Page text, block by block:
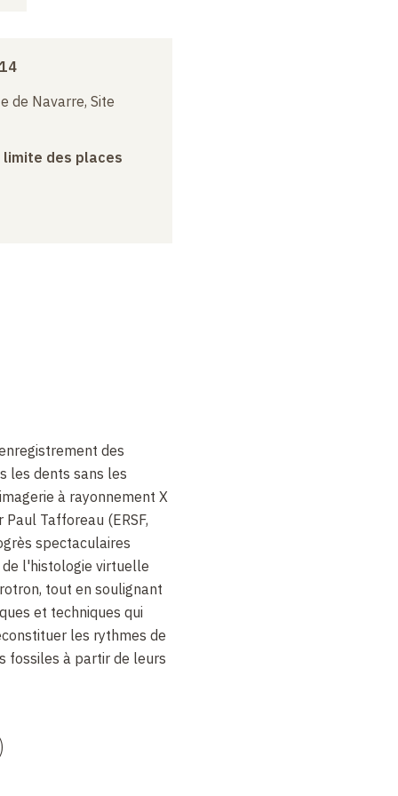
de Navarre, Site
limite des places
des
les dents sans les
à rayonnement X
Tafforeau (ERSF,
spectaculaires
l'histologie virtuelle
tout en soulignant
et techniques qui
les rythmes de
fossiles à partir de leurs